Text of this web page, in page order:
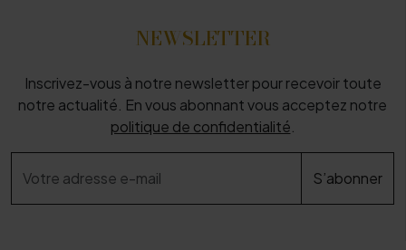
NEWSLETTER
Inscrivez-vous à notre newsletter pour recevoir toute
notre actualité. En vous abonnant vous acceptez notre
politique de confidentialité